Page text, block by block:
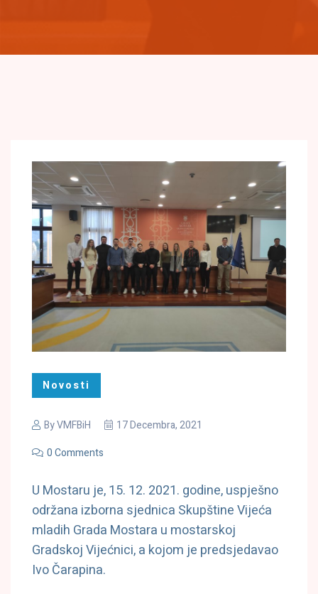
Novosti
ByVMFBiH
17 Decembra, 2021
0 Comments
U Mostaru je, 15. 12. 2021. godine, uspješno
održana izborna sjednica Skupštine Vijeća
mladih Grada Mostara u mostarskoj
Gradskoj Vijećnici, a kojom je predsjedavao
Ivo Čarapina.